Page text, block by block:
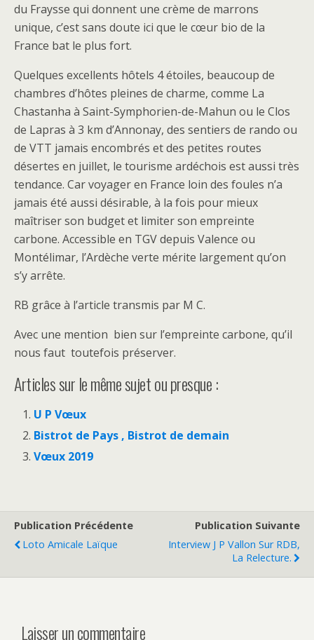
du Fraysse qui donnent une crème de marrons
unique, c’est sans doute ici que le cœur bio de la
France bat le plus fort.
Quelques excellents hôtels 4 étoiles, beaucoup de
chambres d’hôtes pleines de charme, comme La
Chastanha à Saint-Symphorien-de-Mahun ou le Clos
de Lapras à 3 km d’Annonay, des sentiers de rando ou
de VTT jamais encombrés et des petites routes
désertes en juillet, le tourisme ardéchois est aussi très
tendance. Car voyager en France loin des foules n’a
jamais été aussi désirable, à la fois pour mieux
maîtriser son budget et limiter son empreinte
carbone. Accessible en TGV depuis Valence ou
Montélimar, l’Ardèche verte mérite largement qu’on
s’y arrête.
RB grâce à l’article transmis par M C.
Avec une mention bien sur l’empreinte carbone, qu’il
nous faut toutefois préserver.
Articles sur le même sujet ou presque :
U P Vœux
Bistrot de Pays , Bistrot de demain
Vœux 2019
Publication Précédente
Loto Amicale Laïque
Publication Suivante
Interview J P Vallon Sur RDB,
La Relecture.
Laisser un commentaire